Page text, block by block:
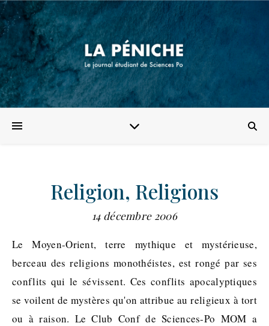
Religion, Religions
14 décembre 2006
Le Moyen-Orient, terre mythique et mystérieuse,
berceau des religions monothéistes, est rongé par ses
conflits qui le sévissent. Ces conflits apocalyptiques
se voilent de mystères qu'on attribue au religieux à tort
ou à raison. Le Club Conf de Sciences-Po MOM a